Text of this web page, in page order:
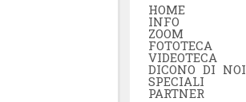
HOME
INFO
ZOOM
FOTOTECA
VIDEOTECA
DICONO DI NOI
SPECIALI
PARTNER